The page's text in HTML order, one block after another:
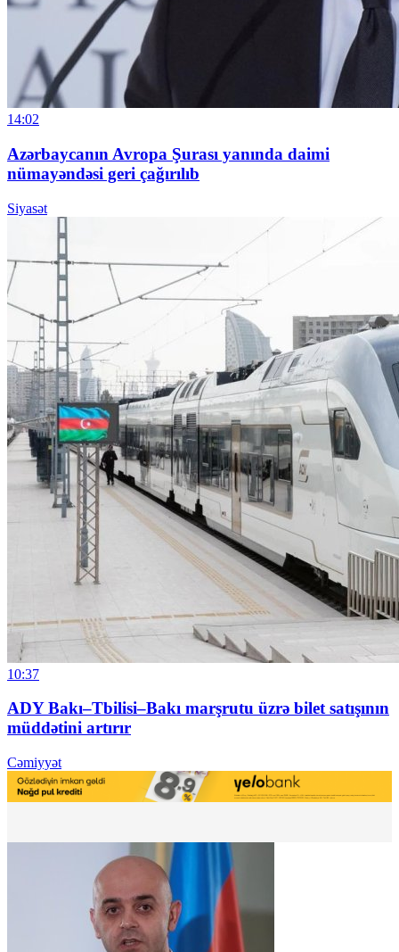
14:02
Azərbaycanın Avropa Şurası yanında daimi
nümayəndəsi geri çağırılıb
Siyasət
10:37
ADY Bakı–Tbilisi–Bakı marşrutu üzrə bilet satışının
müddətini artırır
Cəmiyyət